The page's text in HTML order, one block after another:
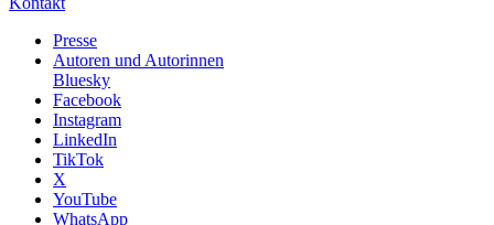
Presse
Autoren und Autorinnen
Bluesky
Facebook
Instagram
LinkedIn
TikTok
X
YouTube
WhatsApp